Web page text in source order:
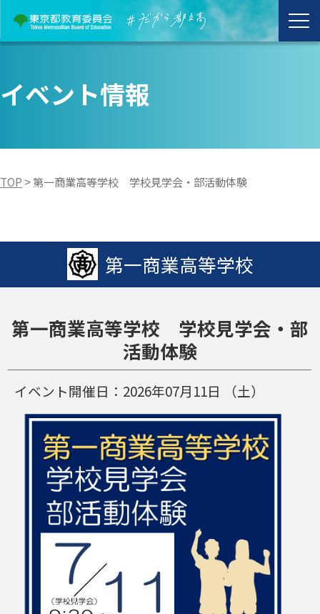
イベント情報
TOP >第一商業高等学校 学校見学会・部活動体験
第一商業高等学校
第一商業高等学校 学校見学会・部
活動体験
イベント開催日： 2026年07月11日 （土）